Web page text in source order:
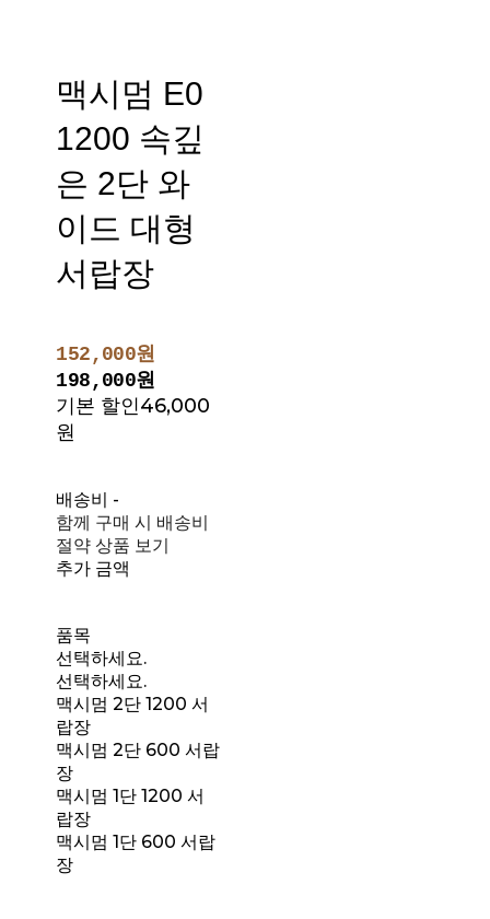
맥시멈 E0
1200 속깊
은 2단 와
이드 대형
서랍장
152,000원
198,000원
기본 할인46,000
원
배송비 -
함께 구매 시 배송비
절약 상품 보기
추가 금액
품목
선택하세요.
선택하세요.
맥시멈 2단 1200 서
랍장
맥시멈 2단 600 서랍
장
맥시멈 1단 1200 서
랍장
맥시멈 1단 600 서랍
장